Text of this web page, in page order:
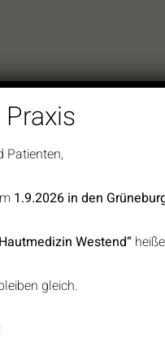
und
vermitteln,
die
haben kann. In
Wir
an,
Patienten,
1.9.2026 in den
Westend“
gleich.